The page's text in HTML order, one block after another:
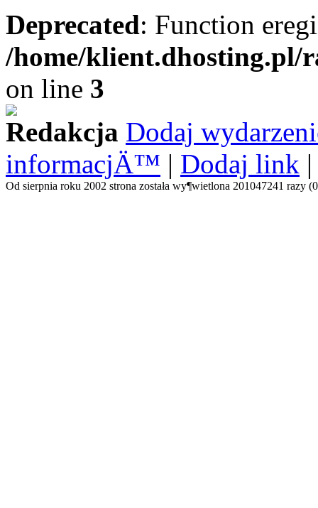
Deprecated: Function
/home/
on line 3
Redakcja Dodaj
informacjÄ™ | Dodaj link
Od sierpnia roku 2002 strona została wy¶wietlona 201047241 razy